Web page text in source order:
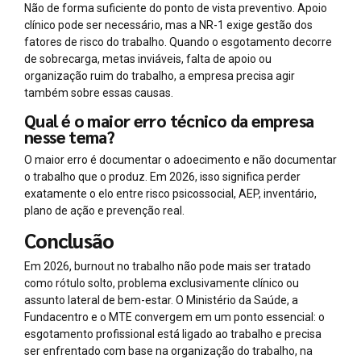
Não de forma suficiente do ponto de vista preventivo. Apoio
clínico pode ser necessário, mas a NR-1 exige gestão dos
fatores de risco do trabalho. Quando o esgotamento decorre
de sobrecarga, metas inviáveis, falta de apoio ou
organização ruim do trabalho, a empresa precisa agir
também sobre essas causas.
Qual é o maior erro técnico da empresa
nesse tema?
O maior erro é documentar o adoecimento e não documentar
o trabalho que o produz. Em 2026, isso significa perder
exatamente o elo entre risco psicossocial, AEP, inventário,
plano de ação e prevenção real.
Conclusão
Em 2026, burnout no trabalho não pode mais ser tratado
como rótulo solto, problema exclusivamente clínico ou
assunto lateral de bem-estar. O Ministério da Saúde, a
Fundacentro e o MTE convergem em um ponto essencial: o
esgotamento profissional está ligado ao trabalho e precisa
ser enfrentado com base na organização do trabalho, na